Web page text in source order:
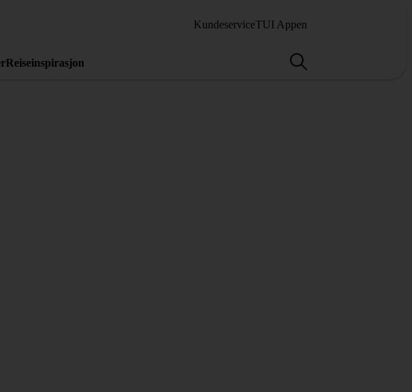
KundeserviceTUI Appen
Reiseinspirasjon